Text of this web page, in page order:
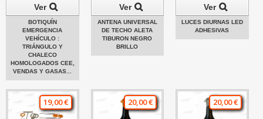
Ver
BOTIQUÍN
EMERGENCIA
VEHÍCULO :
TRIÁNGULO Y
CHALECO
HOMOLOGADOS CEE,
VENDAS Y GASAS...
Ver
ANTENA UNIVERSAL
DE TECHO ALETA
TIBURON NEGRO
BRILLO
Ver
LUCES DIURNAS LED
ADHESIVAS
19,00 € 20,00 € 20,00 €